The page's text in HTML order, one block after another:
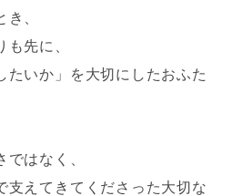
、
も先に、
たいか」を大切にしたおふた
はなく、
支えてきてくださった大切な